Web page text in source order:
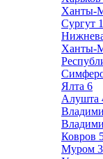
Ханты-
Сургут
Ханты-
Ялта 6
Алушта
Ковров
Муром 3